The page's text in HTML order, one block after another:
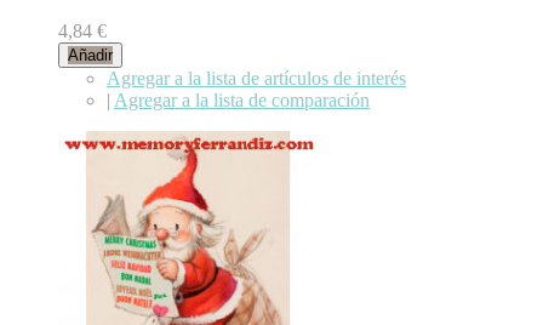
4,84 €
Añadir
Agregar a la lista de artículos de interés
| Agregar a la lista de comparación